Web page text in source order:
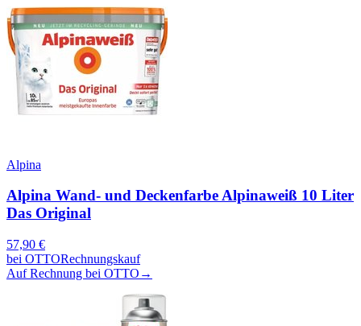
Alpina
Alpina Wand- und Deckenfarbe Alpinaweiß 10 Liter
Das Original
57,90 €
bei OTTORechnungskauf
Auf Rechnung bei OTTO →